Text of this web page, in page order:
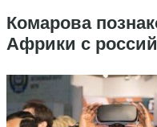
Комарова
Африки с